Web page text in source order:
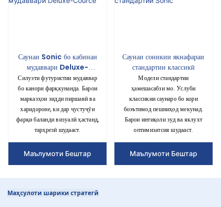
Саунаи Sonic бо кабинаи
мудаввари Deluxe-
Cource
Силуэти футуристии мудаввар
бо канори фарқкунанда. Барои
марказҳои зидди пиршавӣ ва
харидороне, ки дар ҷустуҷӯи
фарқи баланди визуалӣ ҳастанд,
тарҳрезӣ шудааст.
Маълумоти Бештар
Саунаи соникии якнафараи
стандартии классикӣ
Модели стандартии
ҳамешасабзи мо. Услуби
классикии саунаро бо кори
боэътимод пешниҳод мекунад.
Барои интиқоли зуд ва яклухт
оптимизатсия шудааст.
Маълумоти Бештар
Маҳсулоти шарики стратегӣ